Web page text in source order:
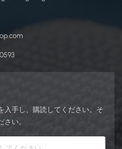
入手し、購読してください。そ
い。